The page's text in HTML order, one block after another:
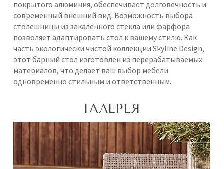
покрытого алюминия, обеспечивает долговечность и
современный внешний вид. Возможность выбора
столешницы из закалённого стекла или фарфора
позволяет адаптировать стол к вашему стилю. Как
часть экологически чистой коллекции Skyline Design,
этот барный стол изготовлен из перерабатываемых
материалов, что делает ваш выбор мебели
одновременно стильным и ответственным.
ГАЛЕРЕЯ